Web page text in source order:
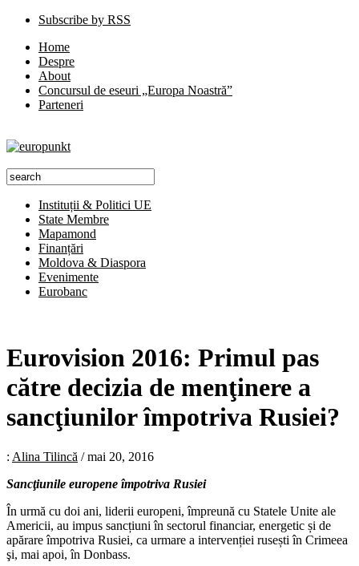
Subscribe by RSS
Home
Despre
About
Concursul de eseuri „Europa Noastră”
Parteneri
Instituții & Politici UE
State Membre
Mapamond
Finanțări
Moldova & Diaspora
Evenimente
Eurobanc
Eurovision 2016: Primul pas
către decizia de menţinere a
sancţiunilor împotriva Rusiei?
: Alina Tilincă /mai 20, 2016
Sancţiunile europene împotriva Rusiei
În urmă cu doi ani, liderii europeni, împreună cu Statele Unite ale
Americii, au impus sancțiuni în sectorul financiar, energetic și de
apărare împotriva Rusiei, ca urmare a intervenției rusești în Crimeea
şi, mai apoi, în Donbass.